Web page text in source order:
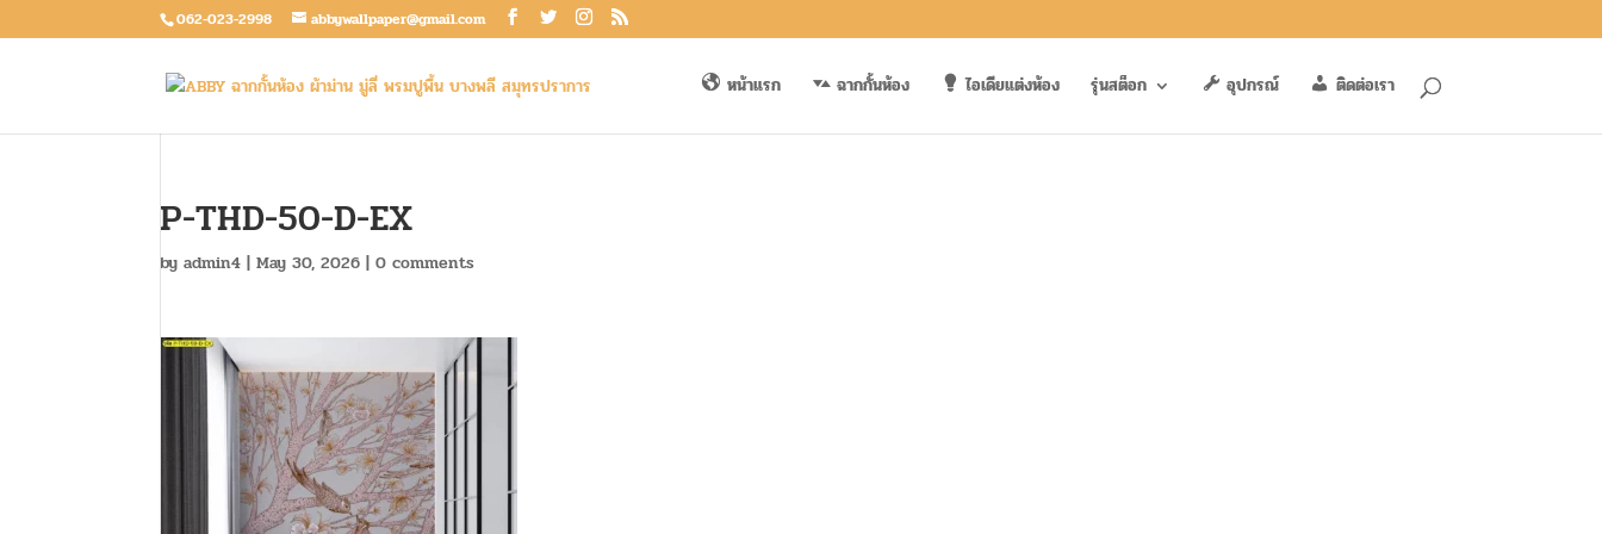
062-023-2998 abbywallpaper@gmail.com
หน้าแรก ฉากกั้นห้อง ไอเดียแต่งห้อง รุ่นสต็อก อุปกรณ์ ติดต่อเรา
P-THD-50-D-EX
byadmin4 |May 30, 2026 |0 comments